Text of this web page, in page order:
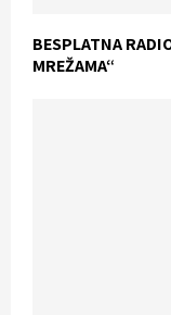
BESPLATNA
MREŽAMA“